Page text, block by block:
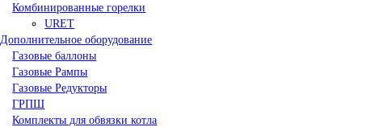
Комбинированные горелки
URET
Дополнительное оборудование
Газовые баллоны
Газовые Рампы
Газовые Редукторы
ГРПШ
Комплекты для обвязки котла